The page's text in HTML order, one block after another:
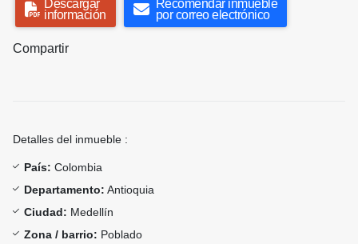
Descargar
información
Recomendar inmueble
por correo electrónico
Compartir
Detalles del inmueble :
País: Colombia
Departamento: Antioquia
Ciudad: Medellín
Zona / barrio: Poblado